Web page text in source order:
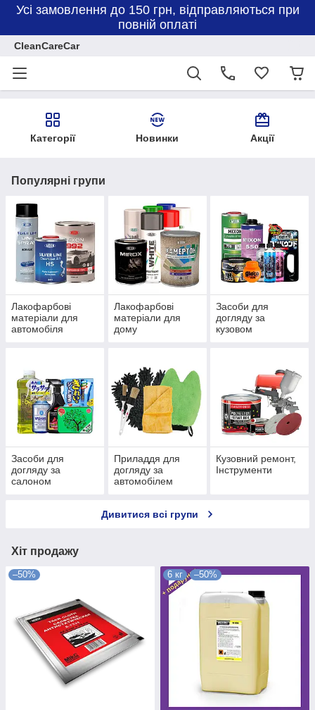
Усі замовлення до 150 грн, відправляються при
повній оплаті
CleanCareCar
Категорії Новинки Акції
Популярні групи
Лакофарбові
матеріали для
автомобіля
Лакофарбові
матеріали для
дому
Засоби для
догляду за
кузовом
Засоби для
догляду за
салоном
Приладдя для
догляду за
автомобілем
Кузовний ремонт,
Інструменти
Дивитися всі групи
Хіт продажу
–50% 6 кг –50%